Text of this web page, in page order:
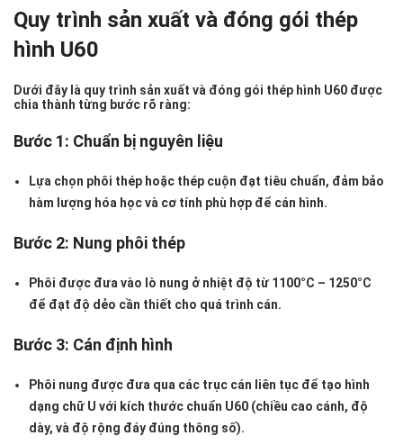
Quy trình sản xuất và đóng gói thép
hình U60
Dưới đây là quy trình sản xuất và đóng gói thép hình U60 được
chia thành từng bước rõ ràng:
Bước 1: Chuẩn bị nguyên liệu
Lựa chọn phôi thép hoặc thép cuộn đạt tiêu chuẩn, đảm bảo
hàm lượng hóa học và cơ tính phù hợp để cán hình.
Bước 2: Nung phôi thép
Phôi được đưa vào lò nung ở nhiệt độ từ 1100°C – 1250°C
để đạt độ dẻo cần thiết cho quá trình cán.
Bước 3: Cán định hình
Phôi nung được đưa qua các trục cán liên tục để tạo hình
dạng chữ U với kích thước chuẩn U60 (chiều cao cánh, độ
dày, và độ rộng đáy đúng thông số).